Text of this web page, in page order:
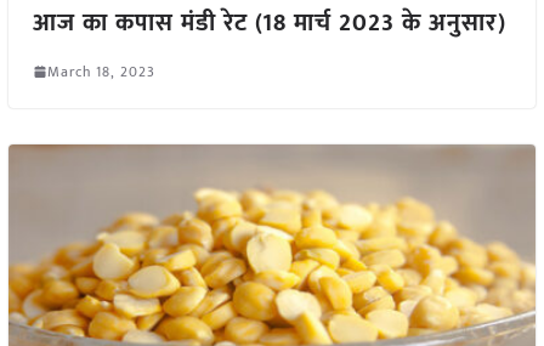
आज का कपास मंडी रेट (18 मार्च 2023 के अनुसार)
March 18, 2023